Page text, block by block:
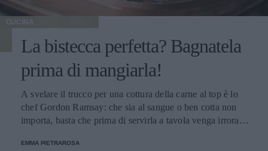
CUCINA
La bistecca perfetta? Bagnatela
prima di mangiarla!
A svelare il trucco per una cottura della carne al top è lo
chef Gordon Ramsay: che sia al sangue o ben cotta non
importa, basta che prima di servirla a tavola venga irrorata
EMMA PIETRAROSA